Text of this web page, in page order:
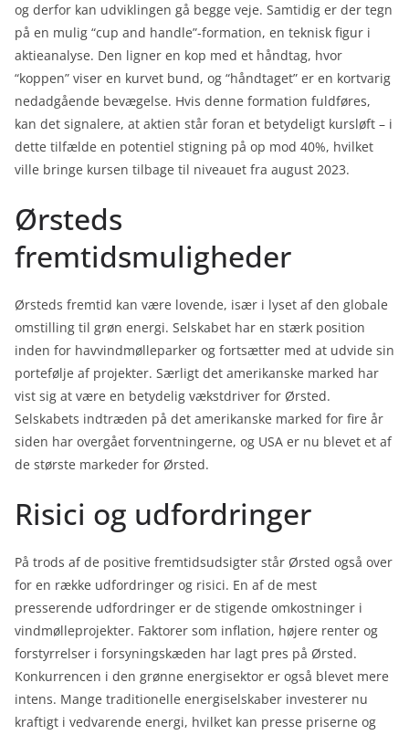
og derfor kan udviklingen gå begge veje. Samtidig er der tegn
på en mulig “cup and handle”-formation, en teknisk figur i
aktieanalyse. Den ligner en kop med et håndtag, hvor
“koppen” viser en kurvet bund, og “håndtaget” er en kortvarig
nedadgående bevægelse. Hvis denne formation fuldføres,
kan det signalere, at aktien står foran et betydeligt kursløft – i
dette tilfælde en potentiel stigning på op mod 40%, hvilket
ville bringe kursen tilbage til niveauet fra august 2023.
Ørsteds
fremtidsmuligheder
Ørsteds fremtid kan være lovende, især i lyset af den globale
omstilling til grøn energi. Selskabet har en stærk position
inden for havvindmølleparker og fortsætter med at udvide sin
portefølje af projekter. Særligt det amerikanske marked har
vist sig at være en betydelig vækstdriver for Ørsted.
Selskabets indtræden på det amerikanske marked for fire år
siden har overgået forventningerne, og USA er nu blevet et af
de største markeder for Ørsted.
Risici og udfordringer
På trods af de positive fremtidsudsigter står Ørsted også over
for en række udfordringer og risici. En af de mest
presserende udfordringer er de stigende omkostninger i
vindmølleprojekter. Faktorer som inflation, højere renter og
forstyrrelser i forsyningskæden har lagt pres på Ørsted.
Konkurrencen i den grønne energisektor er også blevet mere
intens. Mange traditionelle energiselskaber investerer nu
kraftigt i vedvarende energi, hvilket kan presse priserne og